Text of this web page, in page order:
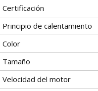
Certificación
Principio de calentamiento
Color
Tamaño
Velocidad del motor